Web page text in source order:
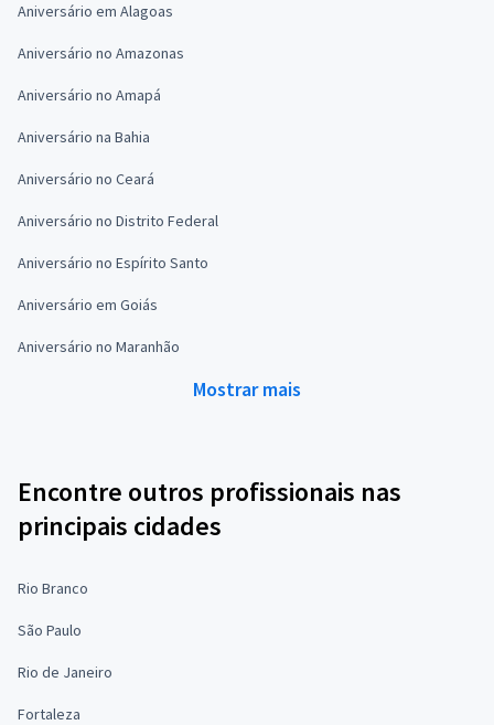
Aniversário em Alagoas
Aniversário no Amazonas
Aniversário no Amapá
Aniversário na Bahia
Aniversário no Ceará
Aniversário no Distrito Federal
Aniversário no Espírito Santo
Aniversário em Goiás
Aniversário no Maranhão
Mostrar mais
Encontre outros profissionais nas
principais cidades
Rio Branco
São Paulo
Rio de Janeiro
Fortaleza